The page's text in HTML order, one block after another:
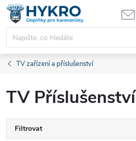
Přejít
obsah
TV zařízení a příslušenství
TV Příslušenství
Filtrovat